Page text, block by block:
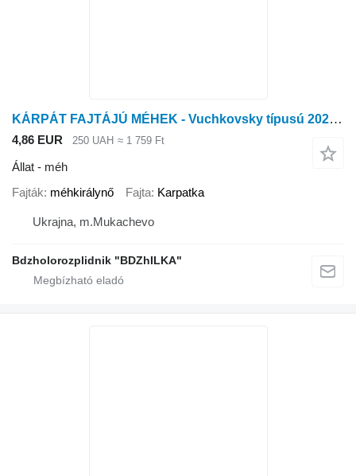
KÁRPÁT FAJTÁJÚ MÉHEK - Vuchkovsky típusú 2022-re
4,86 EUR 250 UAH ≈ 1 759 Ft
Állat - méh
Fajták méhkirálynő Fajta Karpatka
Ukrajna, m.Mukachevo
Bdzholorozplidnik "BDZhILKA"